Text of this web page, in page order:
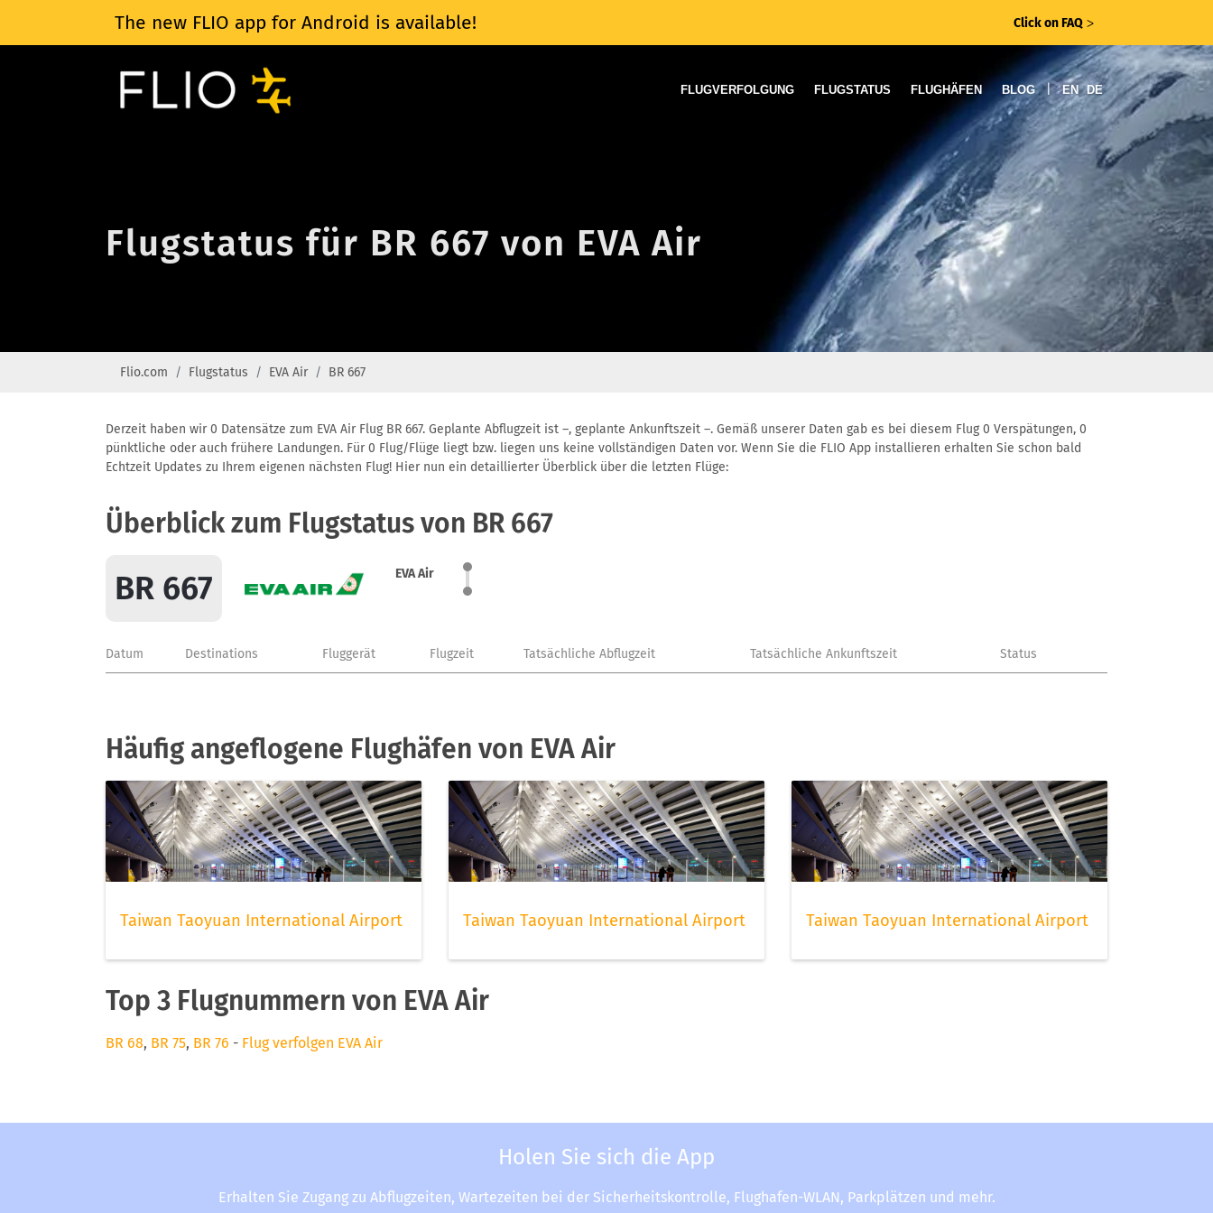
The new FLIO app for Android is available! Click on FAQ ᐳ
FLUGVERFOLGUNG FLUGSTATUS FLUGHÄFEN BLOG | EN DE
Flugstatus für BR 667 von EVA Air
Flio.com Flugstatus EVA Air BR 667
Derzeit haben wir 0 Datensätze zum EVA Air Flug BR 667. Geplante Abflugzeit ist –, geplante Ankunftszeit –. Gemäß unserer Daten gab es bei diesem Flug 0 Verspätungen, 0
pünktliche oder auch frühere Landungen. Für 0 Flug/Flüge liegt bzw. liegen uns keine vollständigen Daten vor. Wenn Sie die FLIO App installieren erhalten Sie schon bald
Echtzeit Updates zu Ihrem eigenen nächsten Flug! Hier nun ein detaillierter Überblick über die letzten Flüge:
Überblick zum Flugstatus von BR 667
BR 667 EVA Air
Datum Destinations Fluggerät Flugzeit Tatsächliche Abflugzeit Tatsächliche Ankunftszeit Status
Häufig angeflogene Flughäfen von EVA Air
Taiwan Taoyuan International Airport Taiwan Taoyuan International Airport Taiwan Taoyuan International Airport
Top 3 Flugnummern von EVA Air
BR 68, BR 75, BR 76 - Flug verfolgen EVA Air
Holen Sie sich die App
Erhalten Sie Zugang zu Abflugzeiten, Wartezeiten bei der Sicherheitskontrolle, Flughafen-WLAN, Parkplätzen und mehr.